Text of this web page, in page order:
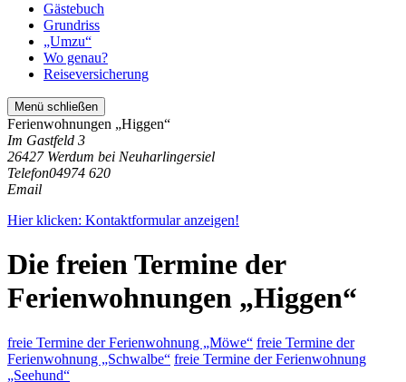
Gästebuch
Grundriss
„Umzu“
Wo genau?
Reiseversicherung
Menü schließen
Ferienwohnungen „Higgen“
Im Gastfeld 3
26427 Werdum bei Neuharlingersiel
Telefon04974 620
Email
Hier klicken: Kontaktformular anzeigen!
Die freien Termine der
Ferienwohnungen „Higgen“
freie Termine der Ferienwohnung „Möwe“ freie Termine der
Ferienwohnung „Schwalbe“ freie Termine der Ferienwohnung
„Seehund“